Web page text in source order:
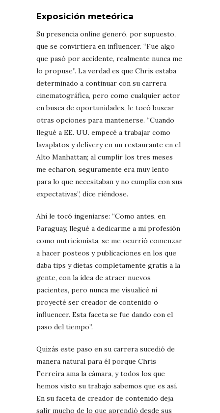
Exposición meteórica
Su presencia online generó, por supuesto,
que se convirtiera en influencer. “Fue algo
que pasó por accidente, realmente nunca me
lo propuse”. La verdad es que Chris estaba
determinado a continuar con su carrera
cinematográfica, pero como cualquier actor
en busca de oportunidades, le tocó buscar
otras opciones para mantenerse. “Cuando
llegué a EE. UU. empecé a trabajar como
lavaplatos y delivery en un restaurante en el
Alto Manhattan; al cumplir los tres meses
me echaron, seguramente era muy lento
para lo que necesitaban y no cumplía con sus
expectativas”, dice riéndose.
Ahí le tocó ingeniarse: “Como antes, en
Paraguay, llegué a dedicarme a mi profesión
como nutricionista, se me ocurrió comenzar
a hacer posteos y publicaciones en los que
daba tips y dietas completamente gratis a la
gente, con la idea de atraer nuevos
pacientes, pero nunca me visualicé ni
proyecté ser creador de contenido o
influencer. Esta faceta se fue dando con el
paso del tiempo”.
Quizás este paso en su carrera sucedió de
manera natural para él porque Chris
Ferreira ama la cámara, y todos los que
hemos visto su trabajo sabemos que es así.
En su faceta de creador de contenido deja
salir mucho de lo que aprendió desde sus